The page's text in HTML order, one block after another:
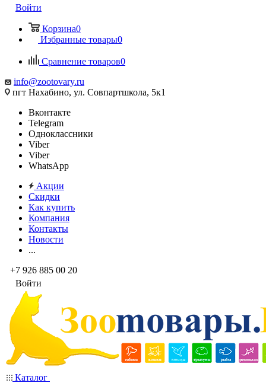
Войти
Корзина0
Избранные товары0
Сравнение товаров0
info@zootovary.ru
пгт Нахабино, ул. Совпартшкола, 5к1
Вконтакте
Telegram
Одноклассники
Viber
Viber
WhatsApp
Акции
Скидки
Как купить
Компания
Контакты
Новости
...
+7 926 885 00 20
Войти
Каталог